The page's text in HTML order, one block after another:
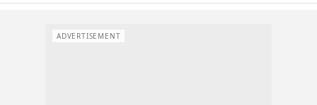
ADVERTISEMENT